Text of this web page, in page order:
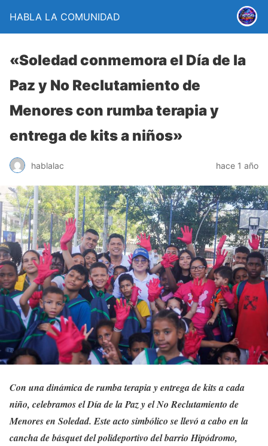
HABLA LA COMUNIDAD
«Soledad conmemora el Día de la
Paz y No Reclutamiento de
Menores con rumba terapia y
entrega de kits a niños»
hablalac hace 1 año
Con una dinámica de rumba terapia y entrega de kits a cada
niño, celebramos el Día de la Paz y el No Reclutamiento de
Menores en Soledad. Este acto simbólico se llevó a cabo en la
cancha de básquet del polideportivo del barrio Hipódromo,